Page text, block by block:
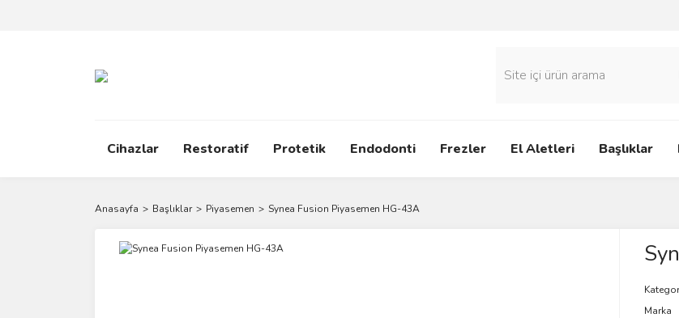
Cihazlar Restoratif Protetik Endodonti Frezler El Aletleri Başlıklar
Anasayfa Başlıklar Piyasemen Synea Fusion Piyasemen HG-43A
Marka